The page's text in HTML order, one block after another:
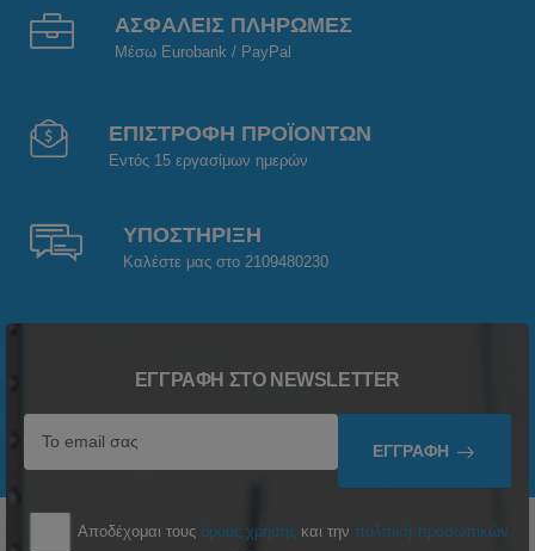
ΑΣΦΑΛΕΙΣ ΠΛΗΡΩΜΕΣ
Μέσω Eurobank / PayPal
ΕΠΙΣΤΡΟΦΗ ΠΡΟΪΟΝΤΩΝ
Εντός 15 εργασίμων ημερών
ΥΠΟΣΤΗΡΙΞΗ
Καλέστε μας στο 2109480230
ΕΓΓΡΑΦΉ ΣΤΟ NEWSLETTER
ΕΓΓΡΑΦΉ
Αποδέχομαι τους όρους χρήσης και την πολιτική προσωπικών